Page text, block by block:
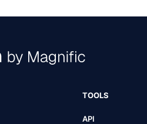
TOOLS
API